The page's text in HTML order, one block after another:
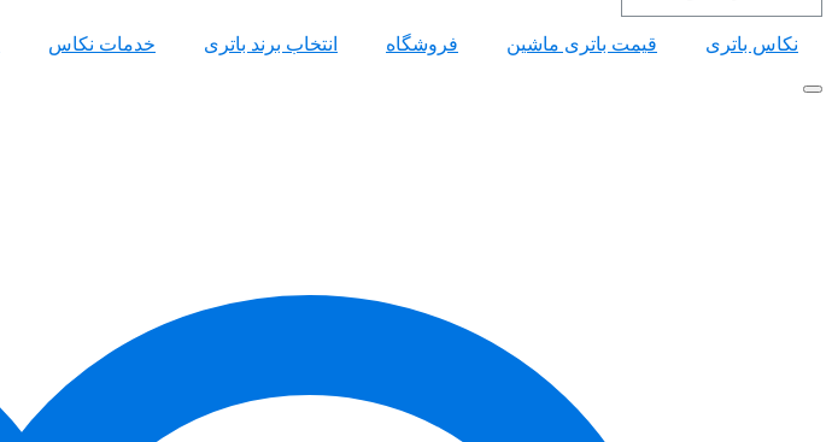
نکاس باتری قیمت باتری ماشین فروشگاه انتخاب برند باتری خدمات نکاس